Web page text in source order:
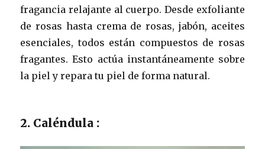
fragancia relajante al cuerpo. Desde exfoliante
de rosas hasta crema de rosas, jabón, aceites
esenciales, todos están compuestos de rosas
fragantes. Esto actúa instantáneamente sobre
la piel y repara tu piel de forma natural.
2. Caléndula :